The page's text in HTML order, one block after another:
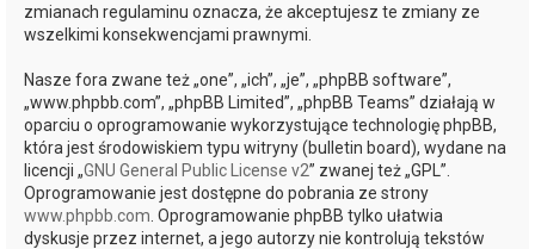
zmianach regulaminu oznacza, że akceptujesz te zmiany ze
wszelkimi konsekwencjami prawnymi.
Nasze fora zwane też „one”, „ich”, „je”, „phpBB software”,
„www.phpbb.com”, „phpBB Limited”, „phpBB Teams” działają w
oparciu o oprogramowanie wykorzystujące technologię phpBB,
która jest środowiskiem typu witryny (bulletin board), wydane na
licencji „GNU General Public License v2” zwanej też „GPL”.
Oprogramowanie jest dostępne do pobrania ze strony
www.phpbb.com . Oprogramowanie phpBB tylko ułatwia
dyskusje przez internet, a jego autorzy nie kontrolują tekstów